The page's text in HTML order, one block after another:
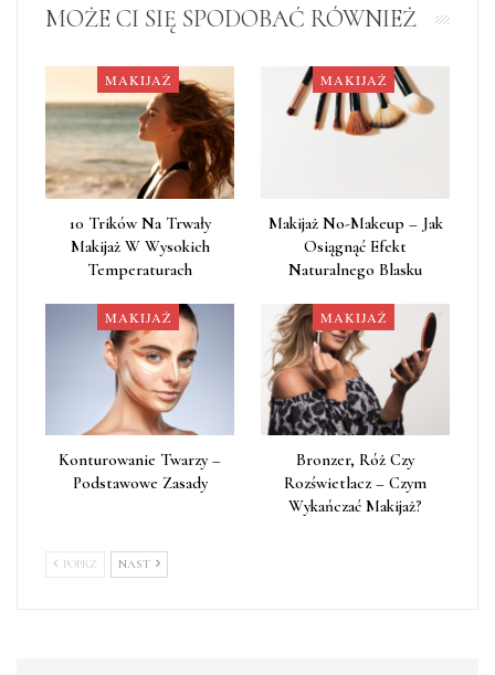
MOŻE CI SIĘ SPODOBAĆ RÓWNIEŻ
MAKIJAŻ
10 Trików Na Trwały
Makijaż W Wysokich
Temperaturach
MAKIJAŻ
Makijaż No-Makeup – Jak
Osiągnąć Efekt
Naturalnego Blasku
MAKIJAŻ
Konturowanie Twarzy –
Podstawowe Zasady
MAKIJAŻ
Bronzer, Róż Czy
Rozświetlacz – Czym
Wykańczać Makijaż?
POPRZ NAST